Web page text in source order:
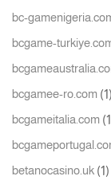
bc-
bcgame-
bcgamee-ro.com (1)
bcgameitalia.com
betanocasino.uk (1)